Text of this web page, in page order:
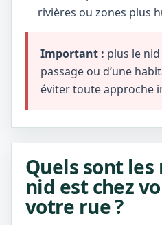
rivières ou zones plus
Important : plus le
passage ou d’une
éviter toute approche
Quels sont les
nid est chez
votre rue ?